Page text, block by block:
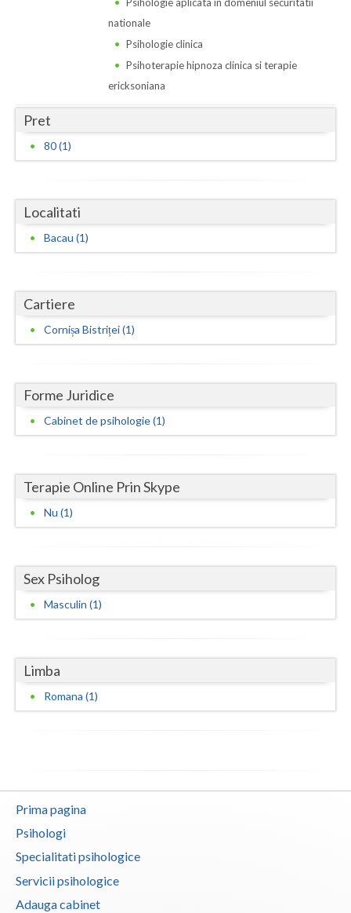
Harghita
Hunedoara
Iasi
Mehedinti
Mures
Olt
Prahova
Satu-Mare
Sibiu
Teleorman
Timis
Valcea
Vaslui
nationale
Psihologie clinica
Psihoterapie hipnoza clinica si terapie
ericksoniana
Pret
80 (1)
Localitati
Bacau (1)
Cartiere
Cornișa Bistriței (1)
Forme Juridice
Cabinet de psihologie (1)
Terapie Online Prin Skype
Nu (1)
Sex Psiholog
Masculin (1)
Limba
Romana (1)
Prima pagina
Psihologi
Specialitati psihologice
Servicii psihologice
Adauga cabinet